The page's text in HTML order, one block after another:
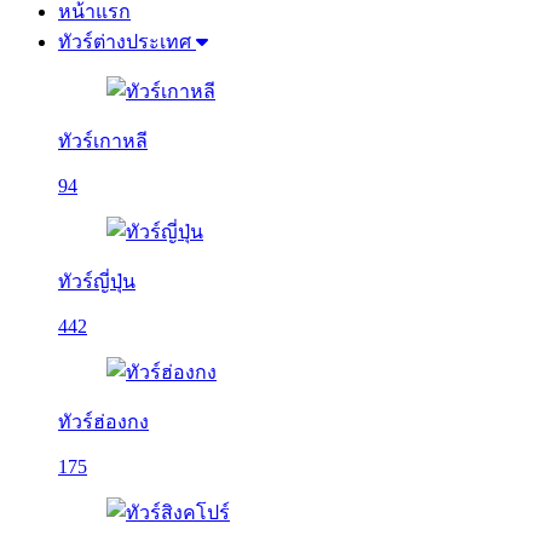
หน้าแรก
ทัวร์ต่างประเทศ
ทัวร์เกาหลี
94
ทัวร์ญี่ปุ่น
442
ทัวร์ฮ่องกง
175